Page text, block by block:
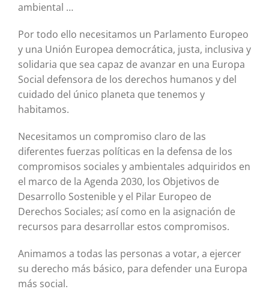
ambiental …
Por todo ello necesitamos un Parlamento Europeo
y una Unión Europea democrática, justa, inclusiva y
solidaria que sea capaz de avanzar en una Europa
Social defensora de los derechos humanos y del
cuidado del único planeta que tenemos y
habitamos.
Necesitamos un compromiso claro de las
diferentes fuerzas políticas en la defensa de los
compromisos sociales y ambientales adquiridos en
el marco de la Agenda 2030, los Objetivos de
Desarrollo Sostenible y el Pilar Europeo de
Derechos Sociales; así como en la asignación de
recursos para desarrollar estos compromisos.
Animamos a todas las personas a votar, a ejercer
su derecho más básico, para defender una Europa
más social.